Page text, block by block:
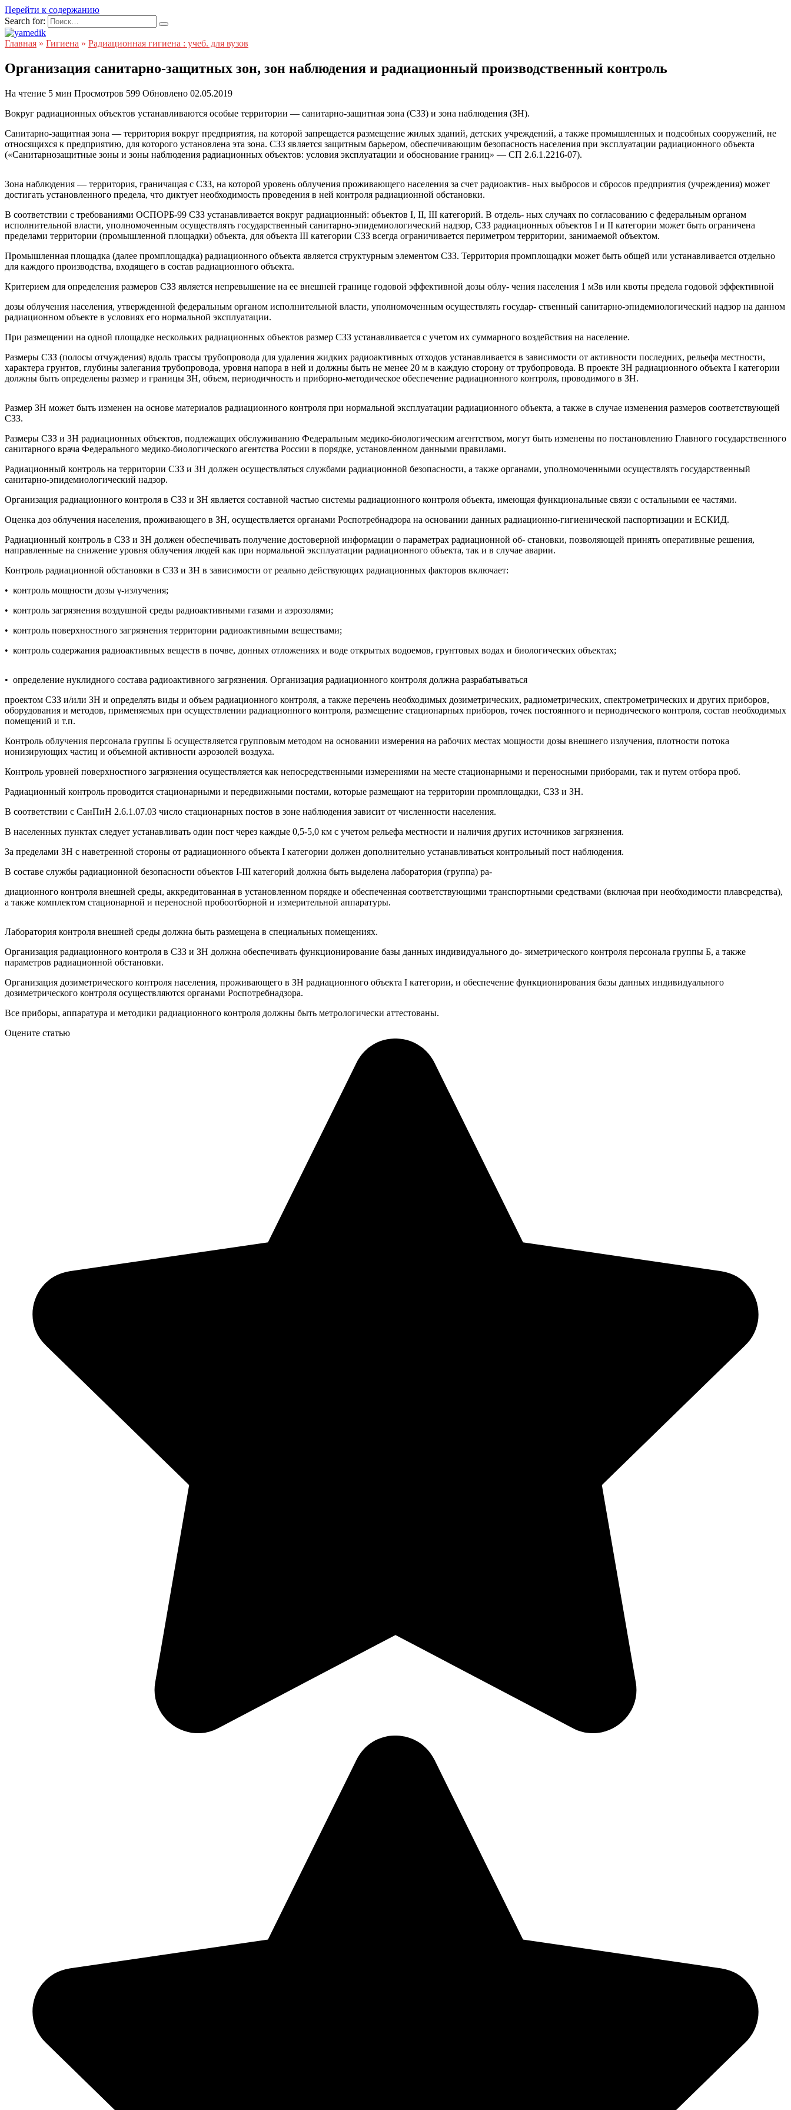
Перейти к содержанию
Search for:
Главная » Гигиена » Радиационная гигиена : учеб. для вузов
Организация санитарно-защитных зон, зон наблюдения и радиационный производственный контроль
На чтение 5 мин Просмотров 599 Обновлено 02.05.2019
Вокруг радиационных объектов устанавливаются особые территории — санитарно-защитная зона (СЗЗ) и зона наблюдения (ЗН).
Санитарно-защитная зона — территория вокруг предприятия, на которой запрещается размещение жилых зданий, детских учреждений, а также промышленных и подсобных сооружений, не
относящихся к предприятию, для которого установлена эта зона. СЗЗ является защитным барьером, обеспечивающим безопасность населения при эксплуатации радиационного объекта
(«Санитарнозащитные зоны и зоны наблюдения радиационных объектов: условия эксплуатации и обоснование границ» — СП 2.6.1.2216-07).
Зона наблюдения — территория, граничащая с СЗЗ, на которой уровень облучения проживающего населения за счет радиоактив- ных выбросов и сбросов предприятия (учреждения) может
достигать установленного предела, что диктует необходимость проведения в ней контроля радиационной обстановки.
В соответствии с требованиями ОСПОРБ-99 СЗЗ устанавливается вокруг радиационный: объектов I, II, III категорий. В отдель- ных случаях по согласованию с федеральным органом
исполнительной власти, уполномоченным осуществлять государственный санитарно-эпидемиологический надзор, СЗЗ радиационных объектов I и II категории может быть ограничена
пределами территории (промышленной площадки) объекта, для объекта III категории СЗЗ всегда ограничивается периметром территории, занимаемой объектом.
Промышленная площадка (далее промплощадка) радиационного объекта является структурным элементом СЗЗ. Территория промплощадки может быть общей или устанавливается отдельно
для каждого производства, входящего в состав радиационного объекта.
Критерием для определения размеров СЗЗ является непревышение на ее внешней границе годовой эффективной дозы облу- чения населения 1 мЗв или квоты предела годовой эффективной
дозы облучения населения, утвержденной федеральным органом исполнительной власти, уполномоченным осуществлять государ- ственный санитарно-эпидемиологический надзор на данном
радиационном объекте в условиях его нормальной эксплуатации.
При размещении на одной площадке нескольких радиационных объектов размер СЗЗ устанавливается с учетом их суммарного воздействия на население.
Размеры СЗЗ (полосы отчуждения) вдоль трассы трубопровода для удаления жидких радиоактивных отходов устанавливается в зависимости от активности последних, рельефа местности,
характера грунтов, глубины залегания трубопровода, уровня напора в ней и должны быть не менее 20 м в каждую сторону от трубопровода. В проекте ЗН радиационного объекта I категории
должны быть определены размер и границы ЗН, объем, периодичность и приборно-методическое обеспечение радиационного контроля, проводимого в ЗН.
Размер ЗН может быть изменен на основе материалов радиационного контроля при нормальной эксплуатации радиационного объекта, а также в случае изменения размеров соответствующей
СЗЗ.
Размеры СЗЗ и ЗН радиационных объектов, подлежащих обслуживанию Федеральным медико-биологическим агентством, могут быть изменены по постановлению Главного государственного
санитарного врача Федерального медико-биологического агентства России в порядке, установленном данными правилами.
Радиационный контроль на территории СЗЗ и ЗН должен осуществляться службами радиационной безопасности, а также органами, уполномоченными осуществлять государственный
санитарно-эпидемиологический надзор.
Организация радиационного контроля в СЗЗ и ЗН является составной частью системы радиационного контроля объекта, имеющая функциональные связи с остальными ее частями.
Оценка доз облучения населения, проживающего в ЗН, осуществляется органами Роспотребнадзора на основании данных радиационно-гигиенической паспортизации и ЕСКИД.
Радиационный контроль в СЗЗ и ЗН должен обеспечивать получение достоверной информации о параметрах радиационной об- становки, позволяющей принять оперативные решения,
направленные на снижение уровня облучения людей как при нормальной эксплуатации радиационного объекта, так и в случае аварии.
Контроль радиационной обстановки в СЗЗ и ЗН в зависимости от реально действующих радиационных факторов включает:
• контроль мощности дозы γ-излучения;
• контроль загрязнения воздушной среды радиоактивными газами и аэрозолями;
• контроль поверхностного загрязнения территории радиоактивными веществами;
• контроль содержания радиоактивных веществ в почве, донных отложениях и воде открытых водоемов, грунтовых водах и биологических объектах;
• определение нуклидного состава радиоактивного загрязнения. Организация радиационного контроля должна разрабатываться
проектом СЗЗ и/или ЗН и определять виды и объем радиационного контроля, а также перечень необходимых дозиметрических, радиометрических, спектрометрических и других приборов,
оборудования и методов, применяемых при осуществлении радиационного контроля, размещение стационарных приборов, точек постоянного и периодического контроля, состав необходимых
помещений и т.п.
Контроль облучения персонала группы Б осуществляется групповым методом на основании измерения на рабочих местах мощности дозы внешнего излучения, плотности потока
ионизирующих частиц и объемной активности аэрозолей воздуха.
Контроль уровней поверхностного загрязнения осуществляется как непосредственными измерениями на месте стационарными и переносными приборами, так и путем отбора проб.
Радиационный контроль проводится стационарными и передвижными постами, которые размещают на территории промплощадки, СЗЗ и ЗН.
В соответствии с СанПиН 2.6.1.07.03 число стационарных постов в зоне наблюдения зависит от численности населения.
В населенных пунктах следует устанавливать один пост через каждые 0,5-5,0 км с учетом рельефа местности и наличия других источников загрязнения.
За пределами ЗН с наветренной стороны от радиационного объекта I категории должен дополнительно устанавливаться контрольный пост наблюдения.
В составе службы радиационной безопасности объектов I-III категорий должна быть выделена лаборатория (группа) ра-
диационного контроля внешней среды, аккредитованная в установленном порядке и обеспеченная соответствующими транспортными средствами (включая при необходимости плавсредства),
а также комплектом стационарной и переносной пробоотборной и измерительной аппаратуры.
Лаборатория контроля внешней среды должна быть размещена в специальных помещениях.
Организация радиационного контроля в СЗЗ и ЗН должна обеспечивать функционирование базы данных индивидуального до- зиметрического контроля персонала группы Б, а также
параметров радиационной обстановки.
Организация дозиметрического контроля населения, проживающего в ЗН радиационного объекта I категории, и обеспечение функционирования базы данных индивидуального
дозиметрического контроля осуществляются органами Роспотребнадзора.
Все приборы, аппаратура и методики радиационного контроля должны быть метрологически аттестованы.
Оцените статью